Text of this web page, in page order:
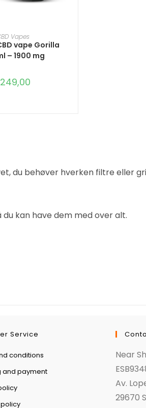
TIL KURV
Vapes
vape Gorilla
– 1900 mg
du behøver hverken filtre eller
kan have dem med over alt.
Service
conditions
and payment
Near
Av.
29670